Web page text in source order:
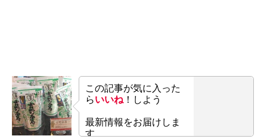
この記事が気に入った
らいいね ！しよう
最新情報をお届けしま
す